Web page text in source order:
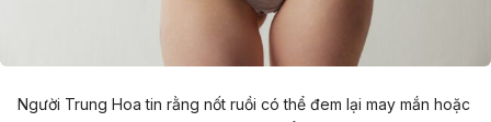
Người Trung Hoa tin rằng nốt ruồi có thể đem lại may mắn hoặc